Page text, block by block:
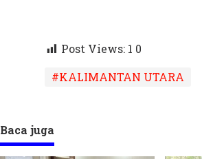
Post Views: 1 0
#KALIMANTAN UTARA
Baca juga